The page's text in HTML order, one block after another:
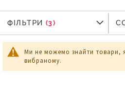
Ми не можемо знайти товари,
вибраному.
ФІЛЬТРИ
ФІЛЬТРИ